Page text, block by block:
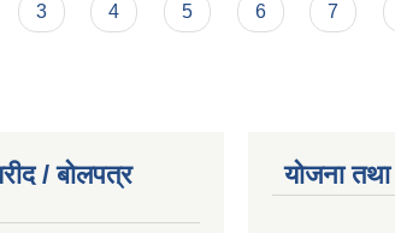
3 4 5 6 7
/ बोलपत्र
योजना तथा